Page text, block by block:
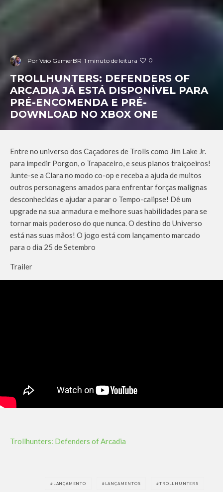
Por Veio GamerBR 1 minuto de leitura 0
TROLLHUNTERS: DEFENDERS OF
ARCADIA JÁ ESTÁ DISPONÍVEL PARA
PRÉ-ENCOMENDA E PRÉ-
DOWNLOAD NO XBOX ONE
Entre no universo dos Caçadores de Trolls como Jim Lake Jr.
para impedir Porgon, o Trapaceiro, e seus planos traiçoeiros!
Junte-se a Clara no modo co-op e receba a ajuda de muitos
outros personagens amados para enfrentar forças malignas
desconhecidas e ajudar a parar o Tempo-calipse! Dê um
upgrade na sua armadura e melhore suas habilidades para se
tornar mais poderoso do que nunca. O destino do Universo
está nas suas mãos! O jogo está com lançamento marcado
para o dia 25 de Setembro
Trailer
Trollhunters: Defenders of Arcadia
LANÇAMENTO LANÇAMENTOS TROLLHUNTERS